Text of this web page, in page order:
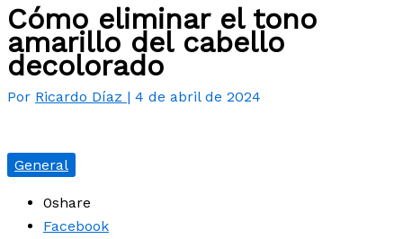
Cómo eliminar el tono
amarillo del cabello
decolorado
Por Ricardo Díaz | 4 de abril de 2024
General
0share
Facebook